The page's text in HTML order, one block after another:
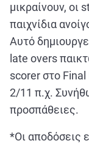
μικραίνουν, οι
παιχνίδια
Αυτό
late overs
scorer στο
2/11 π.χ.
προσπάθειες.
*Οι αποδόσεις